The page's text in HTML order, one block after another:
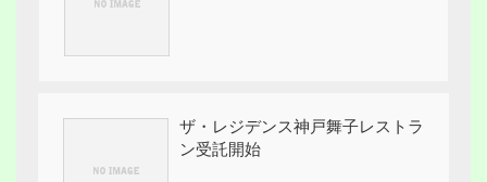
ザ・レジデンス神戸舞子レストラ
ン受託開始